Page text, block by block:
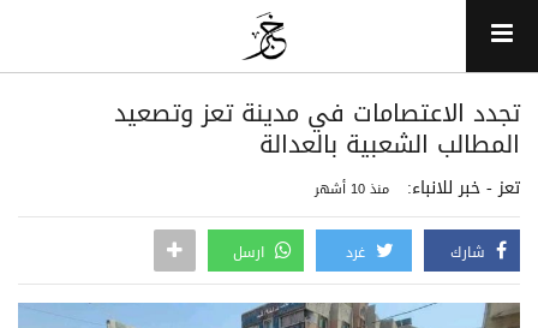
تجدد الاعتصامات في مدينة تعز وتصعيد
المطالب الشعبية بالعدالة
تعز - خبر للانباء: منذ 10 أشهر
شارك غرد ارسل